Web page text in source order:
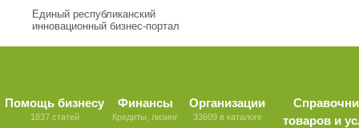
Единый республиканский
инновационный бизнес-портал
Помощь бизнесу
1837 статей
Финансы
Кредиты, лизинг
Организации
33609 в каталоге
товаров и